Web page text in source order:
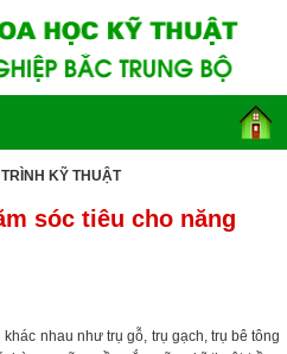
KỸ THUẬT
sóc tiêu cho năng
nhau như trụ gỗ, trụ gạch, trụ bê tông